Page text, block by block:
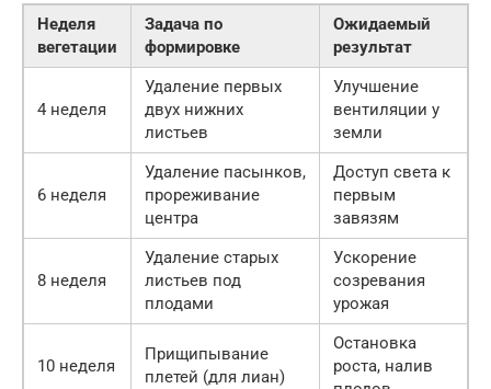
Неделя
вегетации
Задача по
формировке
Ожидаемый
результат
4 неделя
Удаление первых
двух нижних
листьев
Улучшение
вентиляции у
земли
6 неделя
Удаление пасынков,
прореживание
центра
Доступ света к
первым
завязям
8 неделя
Удаление старых
листьев под
плодами
Ускорение
созревания
урожая
10 неделя
Прищипывание
плетей (для лиан)
Остановка
роста, налив